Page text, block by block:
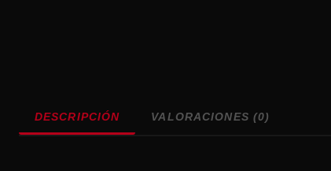
DESCRIPCIÓN VALORACIONES (0)